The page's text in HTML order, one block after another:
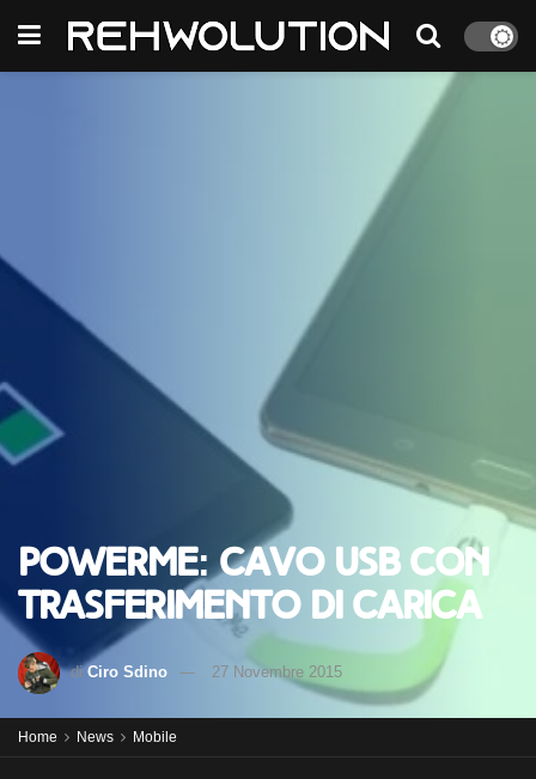
PowerMe: cavo usb con
trasferimento di carica
di Ciro Sdino 27 Novembre 2015
Home News Mobile